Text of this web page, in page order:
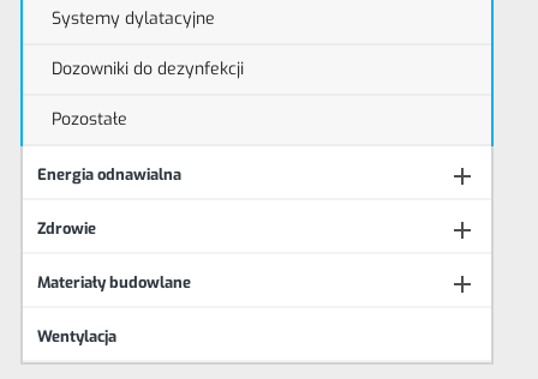
Systemy dylatacyjne
Dozowniki do dezynfekcji
Pozostałe
Energia odnawialna 
Zdrowie 
Materiały budowlane 
Wentylacja